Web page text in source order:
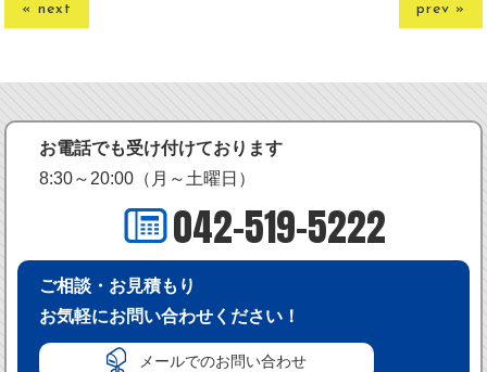
« next prev »
お電話でも受け付けております
8:30～20:00（月～土曜日）
042-519-5222
ご相談・お見積もり
お気軽にお問い合わせください！
メールでのお問い合わせ